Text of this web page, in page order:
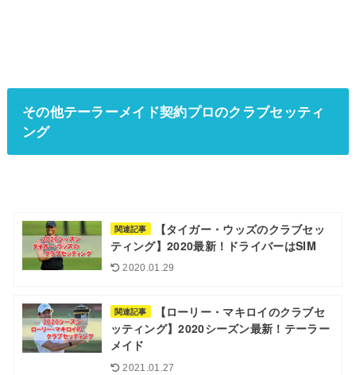
その他テーラーメイド契約プロのクラブセッティ
ング
関連記事
【タイガー・ウッズのクラブセッ
ティング】2020最新！ドライバーはSIM
2020.01.29
関連記事
【ローリー・マキロイのクラブセ
ッティング】2020シーズン最新！テーラー
メイド
2021.01.27